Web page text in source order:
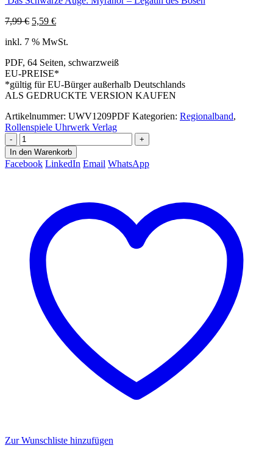
7,99€ Ursprünglicher
war:
5,59 €Aktueller
ist:
inkl. 7 % MwSt.
PDF, 64 Seiten, schwarzweiß
EU-PREISE*
*gültig für EU-Bürger außerhalb Deutschlands
ALS GEDRUCKTE VERSION KAUFEN
Artikelnummer: UWV1209PDF Kategorien: Regionalband,
Rollenspiele Uhrwerk Verlag
-
+
In den Warenkorb
Facebook LinkedIn Email WhatsApp
Zur Wunschliste hinzufügen